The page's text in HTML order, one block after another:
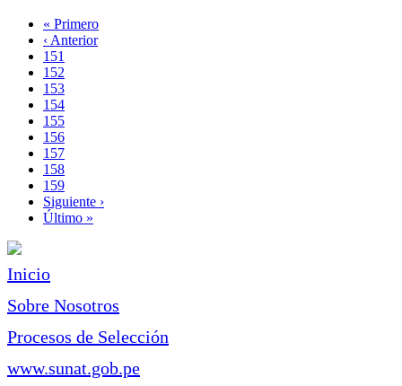
Paginación
Primera
página
« Primero
Página
anterior
‹ Anterior
Page
151
Page
152
Page
153
Page
154
Page
155
Page
156
Página
actual
157
Page
158
Page
159
Siguiente
página
Siguiente ›
Última
Último »
Inicio
Sobre Nosotros
Procesos de Selección
www.sunat.gob.pe